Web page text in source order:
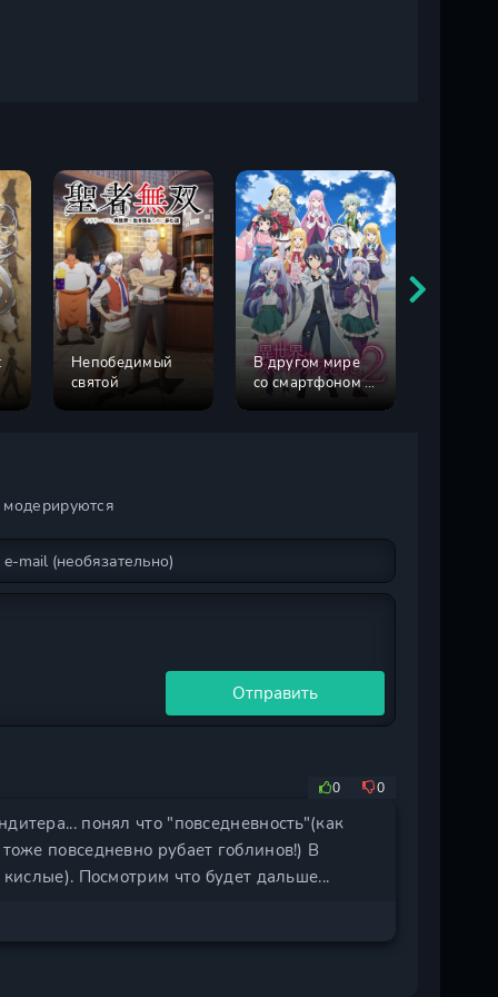
Непобедимый
святой
В другом мире
со смартфоном 2
Отправить
0 0
понял что "повседневность"(как
повседневно рубает гоблинов!) В
Посмотрим что будет дальше...